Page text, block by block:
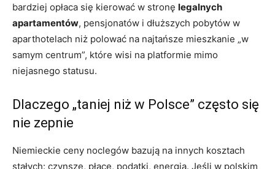
bardziej opłaca się kierować w stronę legalnych
apartamentów, pensjonatów i dłuższych pobytów w
aparthotelach niż polować na najtańsze mieszkanie „w
samym centrum”, które wisi na platformie mimo
niejasnego statusu.
Dlaczego „taniej niż w Polsce” często się
nie zepnie
Niemieckie ceny noclegów bazują na innych kosztach
stałych: czynsze, płace, podatki, energia. Jeśli w polskim